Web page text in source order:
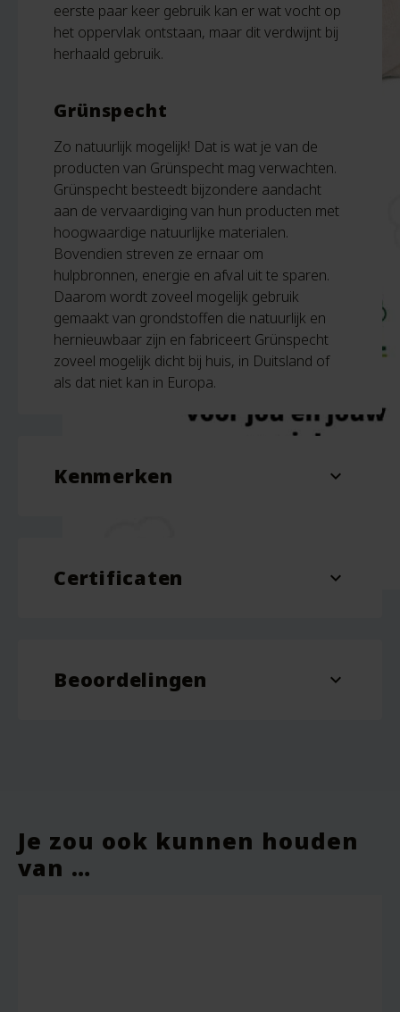
eerste paar keer gebruik kan er wat vocht op
het oppervlak ontstaan, maar dit verdwijnt bij
herhaald gebruik.
Grünspecht
Zo natuurlijk mogelijk! Dat is wat je van de
producten van Grünspecht mag verwachten.
Grünspecht besteedt bijzondere aandacht
aan de vervaardiging van hun producten met
hoogwaardige natuurlijke materialen.
Bovendien streven ze ernaar om
hulpbronnen, energie en afval uit te sparen.
Daarom wordt zoveel mogelijk gebruik
gemaakt van grondstoffen die natuurlijk en
hernieuwbaar zijn en fabriceert Grünspecht
zoveel mogelijk dicht bij huis, in Duitsland of
als dat niet kan in Europa.
Kenmerken expand_more
Materiaal
biologisch katoen,
Certificaten expand_more
Beoordelingen expand_more
Je zou ook kunnen houden
van …